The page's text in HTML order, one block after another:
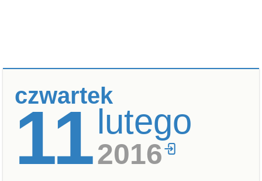
czwartek
11lutego
2016